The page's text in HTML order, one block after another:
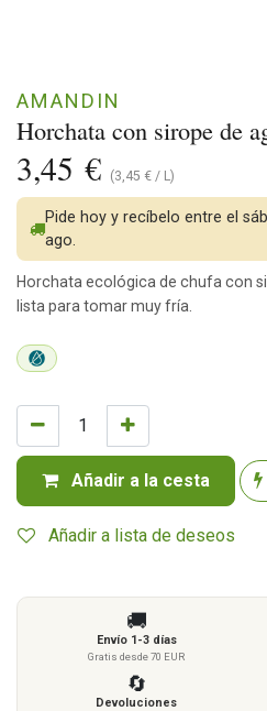
Horchata con sirope de
AMANDIN
3,45 € (3,45 € / L )
Añadir a la cesta
Añadir a lista de deseos
Pide hoy y recíbelo entre el
ago.
Horchata ecológica de chufa con
lista para tomar muy fría.
🚚
Envío 1-3 días
Gratis desde 70 EUR
🔄
Devoluciones